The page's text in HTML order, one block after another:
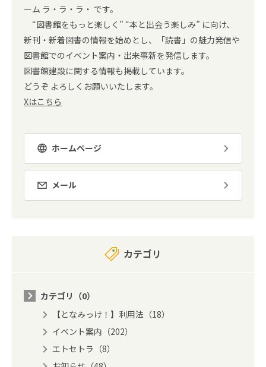
ーム ラ・ラ・ラ・ です。
“図書館をもっと楽しく” “本と出会う楽しみ” に向け、
新刊・新着図書の情報を始めとし、「読書」の魅力発信や
図書館でのイベント案内・出来事新を発信します。
図書館建設に関する情報も掲載しています。
どうぞ よろしくお願いいたします。
Xはこちら
ホームページ
メール
カテゴリ
カテゴリ（0）
【となみっけ！】利用法（18）
イベント案内（202）
エトセトラ（8）